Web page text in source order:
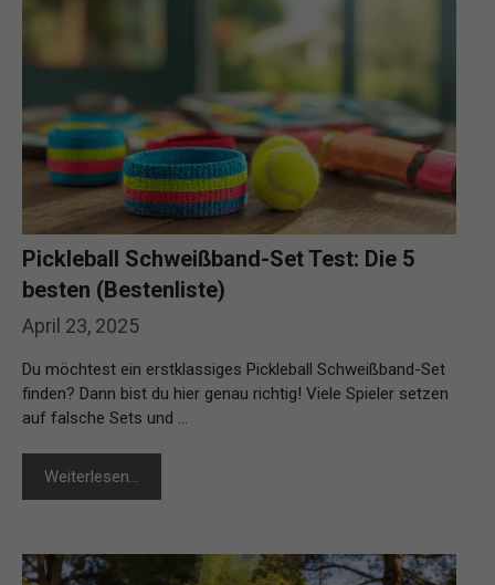
April 23, 2025
Pickleball Schweißband-Set Test: Die 5
besten (Bestenliste)
Du möchtest ein erstklassiges Pickleball Schweißband-Set
finden? Dann bist du hier genau richtig! Viele Spieler setzen
auf falsche Sets und …
Weiterlesen…